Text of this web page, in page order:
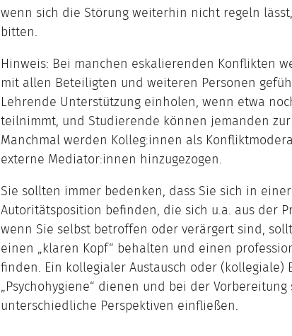
wenn sich die Störung weiterhin nicht regeln
bitten.
Hinweis: Bei manchen eskalierenden Konflikten
mit allen Beteiligten und weiteren Personen
Lehrende Unterstützung einholen, wenn etwa
teilnimmt, und Studierende können jemanden
Manchmal werden Kolleg:innen als
externe Mediator:innen hinzugezogen.
Sie sollten immer bedenken, dass Sie sich in
Autoritätsposition befinden, die sich u.a. aus der
wenn Sie selbst betroffen oder verärgert sind,
einen „klaren Kopf“ behalten und einen
finden. Ein kollegialer Austausch oder (kollegiale)
„Psychohygiene“ dienen und bei der
unterschiedliche Perspektiven einfließen.